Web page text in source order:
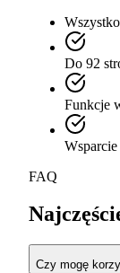
Do 92
Funkcje
FAQ
Czy mogę